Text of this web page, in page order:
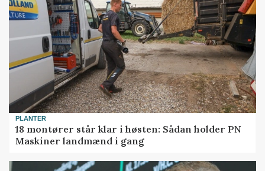
PLANTER
18 montører står klar i høsten: Sådan holder PN
Maskiner landmænd i gang